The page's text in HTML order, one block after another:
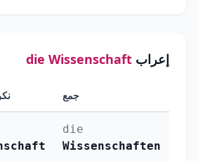
إعراب die Wissenschaft
جمع
die
Wissenschaften